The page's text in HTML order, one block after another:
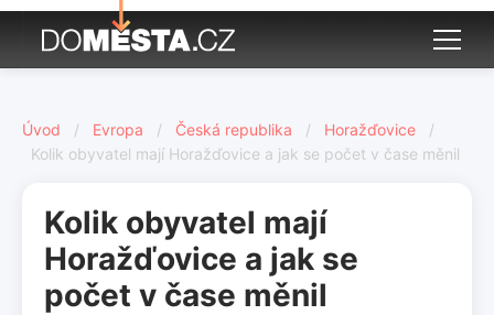
Úvod / Evropa / Česká republika / Horažďovice
/
Kolik obyvatel mají Horažďovice a jak se počet v čase měnil
Kolik obyvatel mají
Horažďovice a jak se
počet v čase měnil